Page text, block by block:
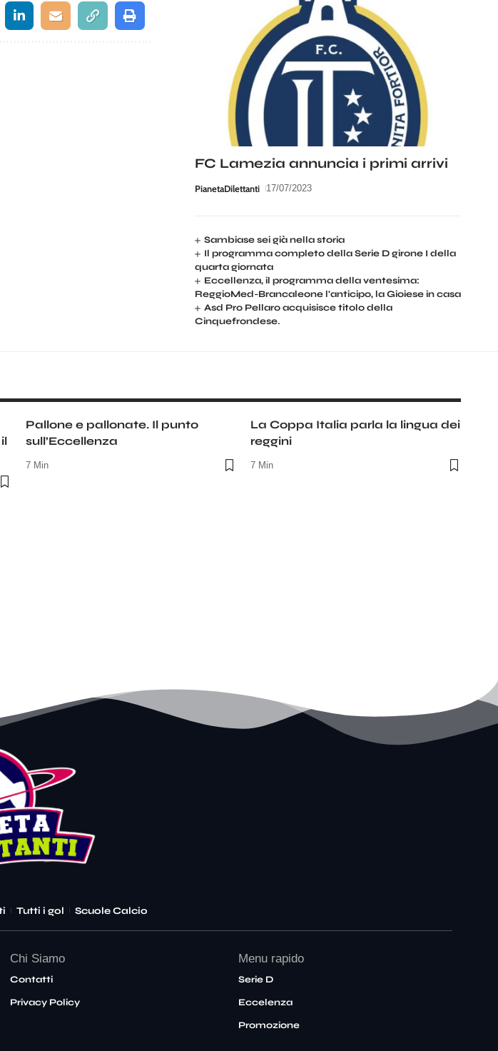
FC Lamezia annuncia i primi arrivi
PianetaDilettanti 17/07/2023
Sambiase sei già nella storia
Il programma completo della Serie D girone I della
quarta giornata
Eccellenza, il programma della ventesima:
ReggioMed-Brancaleone l’anticipo, la Gioiese in casa
Asd Pro Pellaro acquisisce titolo della
Cinquefrondese.
Pallone e pallonate. Il punto
sull’Eccellenza
7 Min
La Coppa Italia parla la lingua dei
reggini
7 Min
Tutti i gol Scuole Calcio
Chi Siamo
Contatti
Privacy Policy
Menu rapido
Serie D
Eccelenza
Promozione